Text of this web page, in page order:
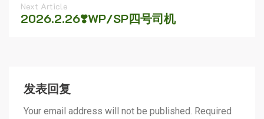
Next Article
2026.2.26❣️WP/SP四号司机
发表回复
Your email address will not be published. Required